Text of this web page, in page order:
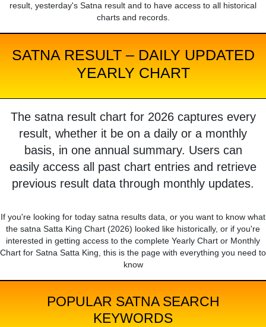
result, yesterday's Satna result and to have access to all historical
charts and records.
SATNA RESULT – DAILY UPDATED
YEARLY CHART
The satna result chart for 2026 captures every
result, whether it be on a daily or a monthly
basis, in one annual summary. Users can
easily access all past chart entries and retrieve
previous result data through monthly updates.
If you're looking for today satna results data, or you want to know what
the satna Satta King Chart (2026) looked like historically, or if you're
interested in getting access to the complete Yearly Chart or Monthly
Chart for Satna Satta King, this is the page with everything you need to
know
POPULAR SATNA SEARCH
KEYWORDS